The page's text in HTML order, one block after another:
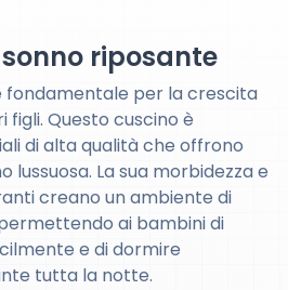
riposante
fondamentale per la crescita
figli. Questo cuscino è
di alta qualità che offrono
lussuosa. La sua morbidezza e
creano un ambiente di
ai bambini di
e di dormire
tutta la notte.